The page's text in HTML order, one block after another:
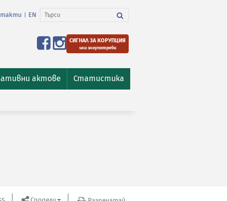
EN
СИГНАЛ ЗА КОРУПЦИЯ
или злоупотреби
актове Статистика